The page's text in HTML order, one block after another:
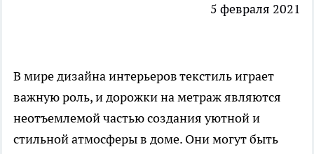
5 февраля 2021
В мире дизайна интерьеров текстиль играет
важную роль, и дорожки на метраж являются
неотъемлемой частью создания уютной и
стильной атмосферы в доме. Они могут быть